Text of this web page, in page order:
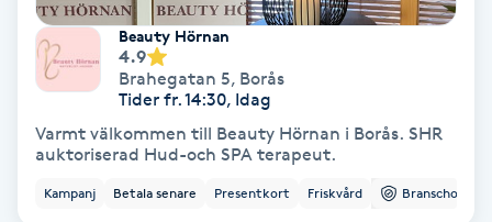
Extensions borttagning
Eyeliner-tatuering
Beauty Hörnan
4.9
Brahegatan 5, Borås
Tider fr. 14:30, Idag
Varmt välkommen till Beauty Hörnan i Borås. SHR
auktoriserad Hud-och SPA terapeut.
Kampanj Betala senare Presentkort Friskvård Branschorg.